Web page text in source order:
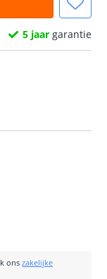
5 jaargarantie
ons zakelijke